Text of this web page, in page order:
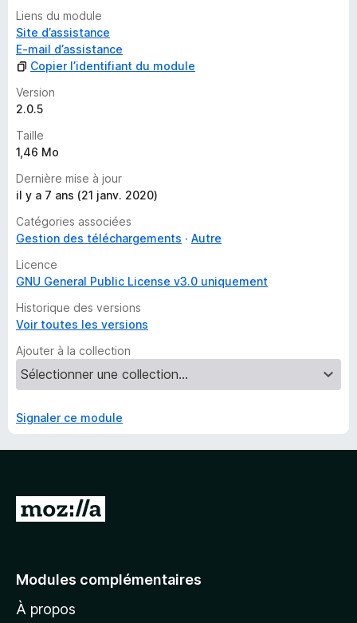
tLiens du module
Site d’assistance
E-mail d’assistance
Copier l’identifiant du module
Version
2.0.5
Taille
1,46 Mo
Dernière mise à jour
il y a 7 ans (21 janv. 2020)
Catégories associées
Gestion des téléchargements
Autre
Licence
GNU General Public License v3.0 uniquement
Historique des versions
Voir toutes les versions
Ajouter à la collection
Signaler ce module
A
e
à
Modules complémentaires
À propos